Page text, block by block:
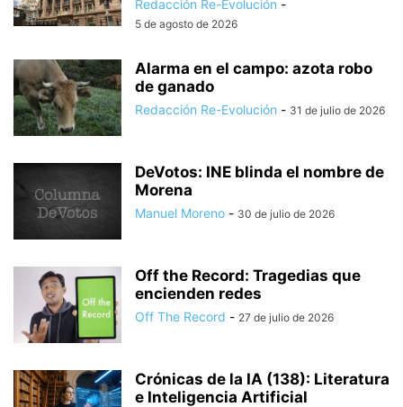
Redacción Re-Evolución -
5 de agosto de 2026
Alarma en el campo: azota robo
de ganado
Redacción Re-Evolución - 31 de julio de 2026
DeVotos: INE blinda el nombre de
Morena
Manuel Moreno - 30 de julio de 2026
Off the Record: Tragedias que
encienden redes
Off The Record - 27 de julio de 2026
Crónicas de la IA (138): Literatura
e Inteligencia Artificial